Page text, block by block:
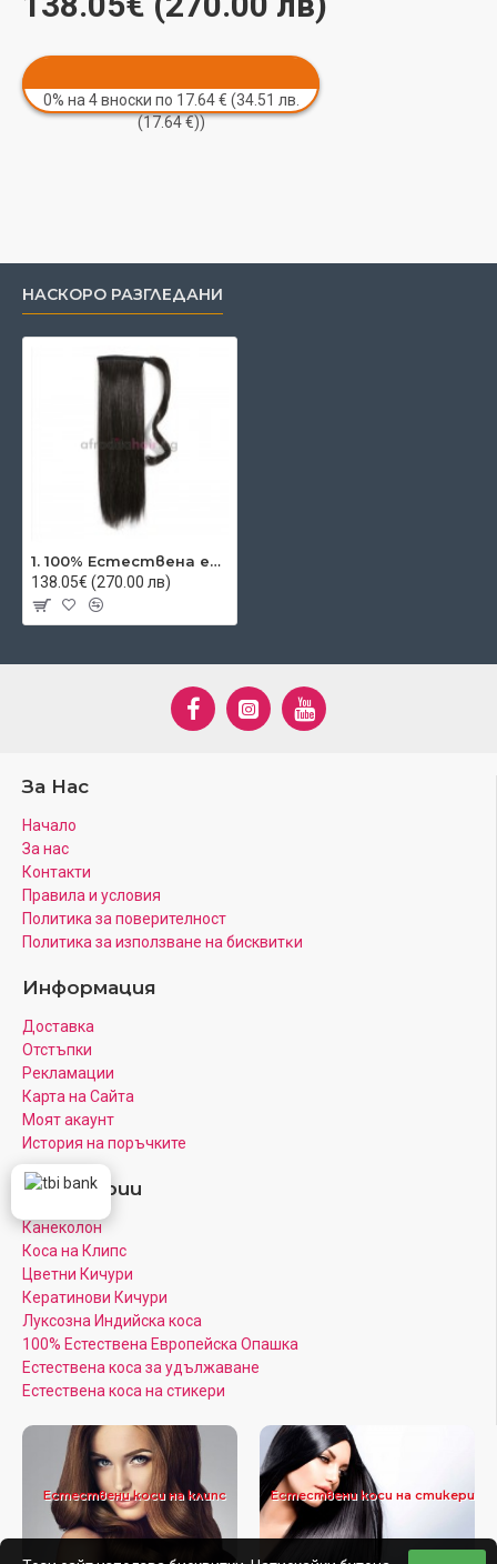
0% на 4 вноски по 17.64 € (34.51 лв.
(17.64 €))
НАСКОРО РАЗГЛЕДАНИ
1. 100% Естествена европейска опашка 55 см.
138.05€ (270.00 лв)
За Нас
Начало
За нас
Контакти
Правила и условия
Политика за поверителност
Πoлитика зa изпoлзвaнe нa бисквитĸи
Информация
Доставка
Отстъпки
Рекламации
Карта на Сайта
Моят акаунт
История на поръчките
Категории
Канеколон
Коса на Клипс
Цветни Кичури
Кератинови Кичури
Луксозна Индийска коса
100% Естествена Европейска Опашка
Естествена коса за удължаване
Естествена коса на стикери
Естествени коси на клипс Естествени коси на стикери